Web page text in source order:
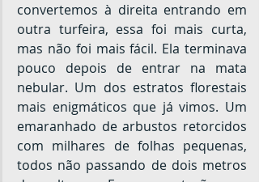
convertemos à direita entrando em
outra turfeira, essa foi mais curta,
mas não foi mais fácil. Ela terminava
pouco depois de entrar na mata
nebular. Um dos estratos florestais
mais enigmáticos que já vimos. Um
emaranhado de arbustos retorcidos
com milhares de folhas pequenas,
todos não passando de dois metros
de altura. Essa vegetação se